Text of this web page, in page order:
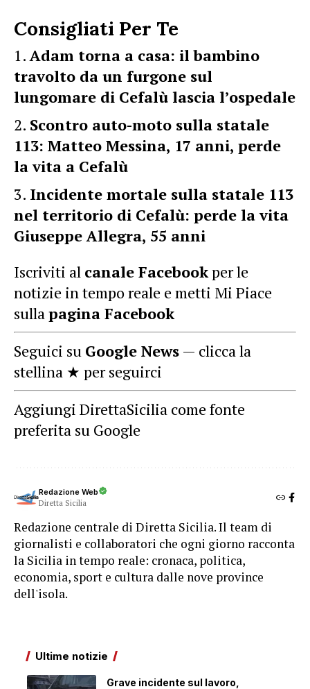
Consigliati Per Te
Adam torna a casa: il bambino
travolto da un furgone sul
lungomare di Cefalù lascia l’ospedale
Scontro auto-moto sulla statale
113: Matteo Messina, 17 anni, perde
la vita a Cefalù
Incidente mortale sulla statale 113
nel territorio di Cefalù: perde la vita
Giuseppe Allegra, 55 anni
Iscriviti al canale Facebookper le
notizie in tempo reale e metti Mi Piace
sullapagina Facebook
Seguici su Google News — clicca la
stellina ★ per seguirci
Aggiungi DirettaSicilia come fonte
preferita su Google
Redazione Web
Diretta Sicilia
Redazione centrale di Diretta Sicilia. Il team di
giornalisti e collaboratori che ogni giorno racconta
la Sicilia in tempo reale: cronaca, politica,
economia, sport e cultura dalle nove province
dell'isola.
Ultime notizie
Grave incidente sul lavoro,